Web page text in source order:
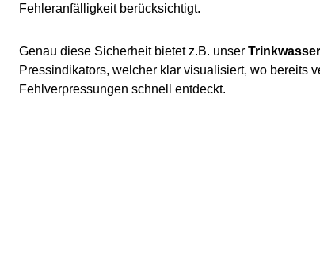
Fehleranfälligkeit berücksichtigt.
Genau diese Sicherheit bietet z.B. unser
Pressindikators, welcher klar visualisiert, wo bereits
Fehlverpressungen schnell entdeckt.